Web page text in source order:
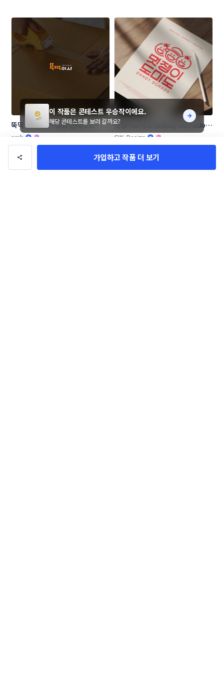
뚝딱이사 로고+명함 콘테스트
amh
멋쟁이도마도 (Dandy Domado
로고 콘테스트
CW_Design
가입하고 작품 더 보기
이 작품은 콘테스트 우승작이에요.
해당 콘테스트를 보러 갈까요?